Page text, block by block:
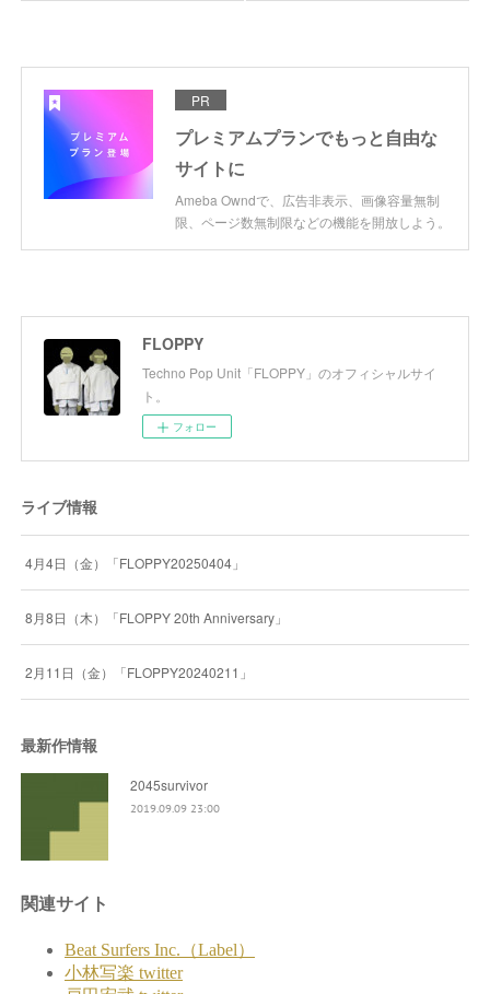
PR
プレミアムプランでもっと自由な
サイトに
Ameba Owndで、広告非表示、画像容量無制
限、ページ数無制限などの機能を開放しよう。
FLOPPY
Techno Pop Unit「FLOPPY」のオフィシャルサイ
ト。
フォロー
ライブ情報
4月4日（金）「FLOPPY20250404」
8月8日（木）「FLOPPY 20th Anniversary」
2月11日（金）「FLOPPY20240211」
最新作情報
2045survivor
2019.09.09 23:00